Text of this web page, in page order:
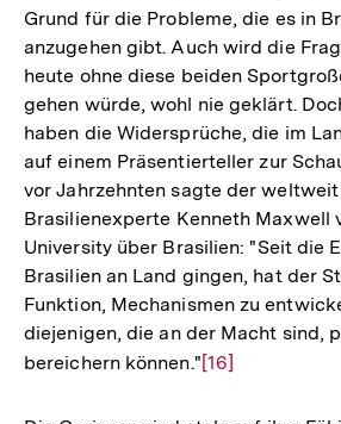
Grund für die Probleme, die es in
anzugehen gibt. Auch wird die
heute ohne diese beiden
gehen würde, wohl nie geklärt.
haben die Widersprüche, die im
auf einem Präsentierteller zur
vor Jahrzehnten sagte der
Brasilienexperte Kenneth Maxwell
University über Brasilien: "Seit die
Brasilien an Land gingen, hat der
Funktion, Mechanismen zu
diejenigen, die an der Macht sind,
bereichern können." Zur
[16]